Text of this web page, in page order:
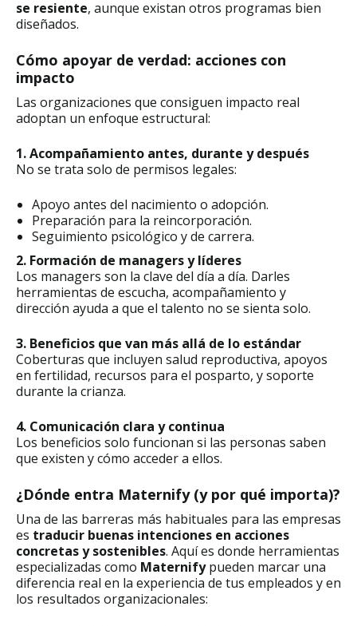
se resiente, aunque existan otros programas bien
diseñados.
Cómo apoyar de verdad: acciones con
impacto
Las organizaciones que consiguen impacto real
adoptan un enfoque estructural:
1. Acompañamiento antes, durante y después
No se trata solo de permisos legales:
Apoyo antes del nacimiento o adopción.
Preparación para la reincorporación.
Seguimiento psicológico y de carrera.
2. Formación de managers y líderes
Los managers son la clave del día a día. Darles
herramientas de escucha, acompañamiento y
dirección ayuda a que el talento no se sienta solo.
3. Beneficios que van más allá de lo estándar
Coberturas que incluyen salud reproductiva, apoyos
en fertilidad, recursos para el posparto, y soporte
durante la crianza.
4. Comunicación clara y continua
Los beneficios solo funcionan si las personas saben
que existen y cómo acceder a ellos.
¿Dónde entra Maternify (y por qué importa)?
Una de las barreras más habituales para las empresas
es traducir buenas intenciones en acciones
concretas y sostenibles. Aquí es donde herramientas
especializadas como Maternifypueden marcar una
diferencia real en la experiencia de tus empleados y en
los resultados organizacionales: